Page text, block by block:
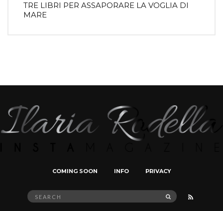
TRE LIBRI PER ASSAPORARE LA VOGLIA DI
MARE
COMING SOON INFO PRIVACY
Search
for:
SEARCH